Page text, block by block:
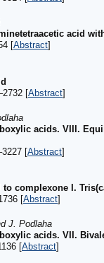
acid
[Abstract]
[Abstract]
acids. VIII.
[Abstract]
complexone I.
[Abstract]
J. Podlaha
acids. VII.
[Abstract]